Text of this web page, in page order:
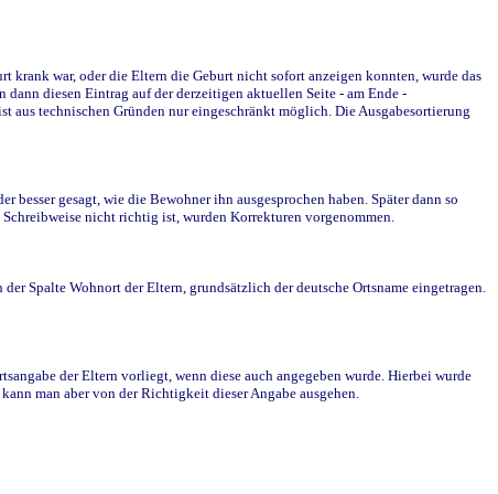
krank war, oder die Eltern die Geburt nicht sofort anzeigen konnten, wurde das
diesen Eintrag auf der derzeitigen aktuellen Seite - am Ende -
aus technischen Gründen nur eingeschränkt möglich. Die Ausgabesortierung
gesagt, wie die Bewohner ihn ausgesprochen haben. Später dann so
nicht richtig ist, wurden Korrekturen vorgenommen.
Spalte Wohnort der Eltern, grundsätzlich der deutsche Ortsname eingetragen.
der Eltern vorliegt, wenn diese auch angegeben wurde. Hierbei wurde
man aber von der Richtigkeit dieser Angabe ausgehen.